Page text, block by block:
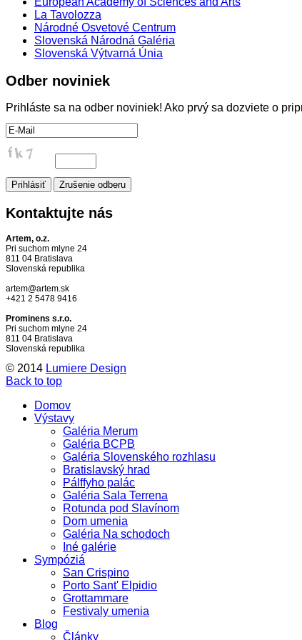
La Tavolozza
Národné Osvetové Centrum
Slovenská Národná Galéria
Slovenská Výtvarná Únia
Odber noviniek
Prihláste sa na odber noviniek! Ako prvý sa dozviete o
Kontaktujte nás
Artem, o.z.
Pri suchom mlyne 24
811 04 Bratislava
Slovenská republika
artem@artem.sk
+421 2 5478 9416
Prominens s.r.o.
Pri suchom mlyne 24
811 04 Bratislava
Slovenská republika
© 2014 Lumiere Design
Back to top
Domov
Výstavy
Galéria Merum
Galéria BCPB
Galéria Slovenského rozhlasu
Bratislavský hrad
Pálffyho palác
Galéria Sala Terrena
Rotunda pod Slavínom
Dom umenia
Galéria Na schodoch
Iné galérie
Sympóziá
San Crispino
Porto Sant' Elpidio
Grottammare
Festivaly umenia
Blog
Články